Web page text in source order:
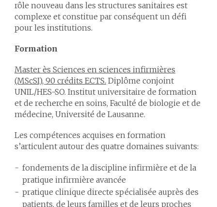
rôle nouveau dans les structures sanitaires est
complexe et constitue par conséquent un défi
pour les institutions.
Formation
Master ès Sciences en sciences infirmières
(MScSI), 90 crédits ECTS. Diplôme conjoint
UNIL/HES-SO. Institut universitaire de formation
et de recherche en soins, Faculté de biologie et de
médecine, Université de Lausanne.
Les compétences acquises en formation
s’articulent autour des quatre domaines suivants:
fondements de la discipline infirmière et de la
pratique infirmière avancée
pratique clinique directe spécialisée auprès des
patients, de leurs familles et de leurs proches